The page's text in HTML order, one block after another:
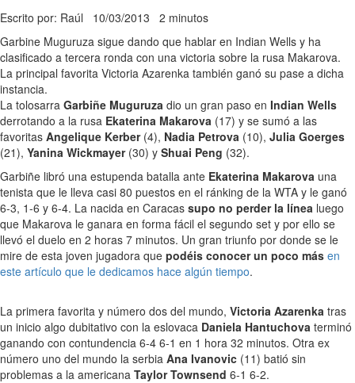
Escrito por: Raúl 10/03/2013 2 minutos
Garbine Muguruza sigue dando que hablar en Indian Wells y ha
clasificado a tercera ronda con una victoria sobre la rusa Makarova.
La principal favorita Victoria Azarenka también ganó su pase a dicha
instancia.
La tolosarra Garbiñe Muguruza dio un gran paso en Indian Wells
derrotando a la rusa Ekaterina Makarova (17) y se sumó a las
favoritas Angelique Kerber (4), Nadia Petrova (10), Julia Goerges
(21), Yanina Wickmayer (30) y Shuai Peng (32).
Garbiñe libró una estupenda batalla ante Ekaterina Makarova una
tenista que le lleva casi 80 puestos en el ránking de la WTA y le ganó
6-3, 1-6 y 6-4. La nacida en Caracas supo no perder la línea luego
que Makarova le ganara en forma fácil el segundo set y por ello se
llevó el duelo en 2 horas 7 minutos. Un gran triunfo por donde se le
mire de esta joven jugadora que podéis conocer un poco más en
este artículo que le dedicamos hace algún tiempo.
La primera favorita y número dos del mundo, Victoria Azarenka tras
un inicio algo dubitativo con la eslovaca Daniela Hantuchova terminó
ganando con contundencia 6-4 6-1 en 1 hora 32 minutos. Otra ex
número uno del mundo la serbia Ana Ivanovic (11) batió sin
problemas a la americana Taylor Townsend 6-1 6-2.